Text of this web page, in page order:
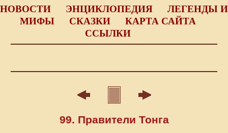
НОВОСТИ ЭНЦИКЛОПЕДИЯ
ЛЕГЕНДЫ И
МИФЫ
СКАЗКИ
КАРТА САЙТА
ССЫЛКИ
99. Правители Тонга